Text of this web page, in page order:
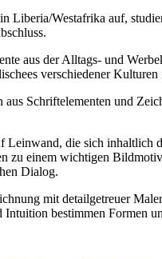
Liberia/Westafrika auf,
aus der Alltags- und
verschiedener Kulturen
Schriftelementen und
die sich inhaltlich
zu einem wichtigen
Dialog.
mit detailgetreuer
bestimmen Formen